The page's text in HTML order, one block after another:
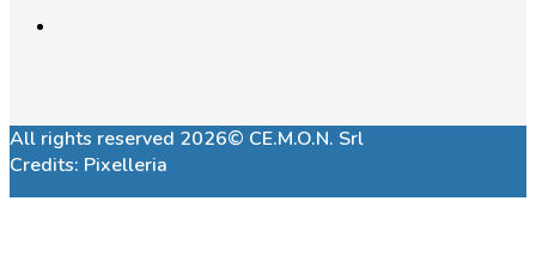
All rights reserved 2026© CE.M.O.N. Srl
Credits: Pixelleria